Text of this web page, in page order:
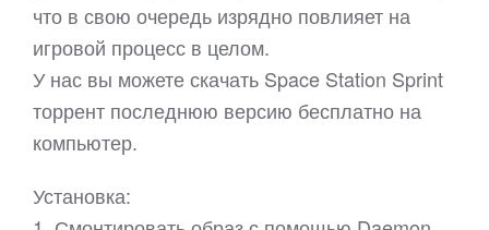
что в свою очередь изрядно повлияет на
игровой процесс в целом.
У нас вы можете скачать Space Station Sprint
торрент последнюю версию бесплатно на
компьютер.
Установка: